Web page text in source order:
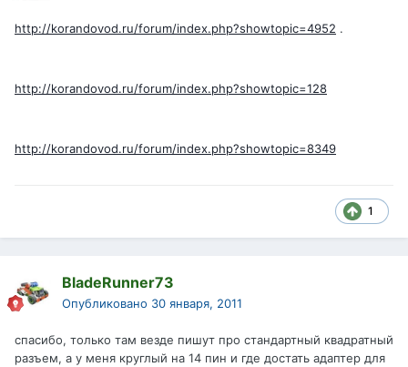
http://korandovod.ru/forum/index.php?showtopic=4952 .
http://korandovod.ru/forum/index.php?showtopic=128
http://korandovod.ru/forum/index.php?showtopic=8349
1
BladeRunner73
Опубликовано 30 января, 2011
спасибо, только там везде пишут про стандартный квадратный
разъем, а у меня круглый на 14 пин и где достать адаптер для